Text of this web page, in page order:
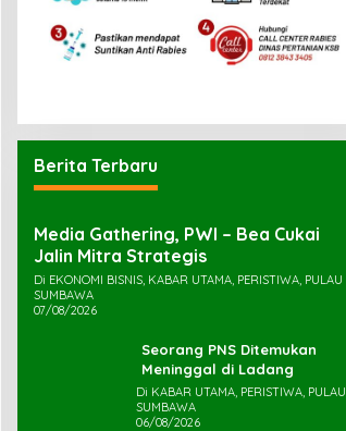
Berita Terbaru
Media Gathering, PWI – Bea Cukai
Jalin Mitra Strategis
Di EKONOMI BISNIS, KABAR UTAMA, PERISTIWA, PULAU
SUMBAWA
07/08/2026
Seorang PNS Ditemukan
Meninggal di Ladang
Di KABAR UTAMA, PERISTIWA, PULAU
SUMBAWA
06/08/2026